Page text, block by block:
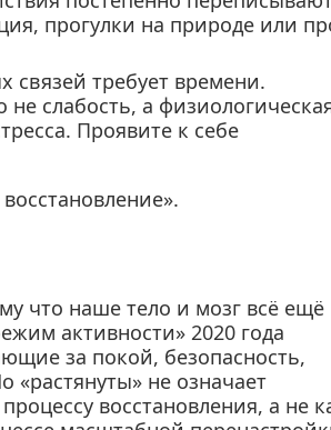
прогулки на природе или
связей требует времени.
слабость, а
Проявите к себе
что наше тело и мозг всё ещё
активности» 2020 года
за покой, безопасность,
«растянуты» не означает
восстановления, а не